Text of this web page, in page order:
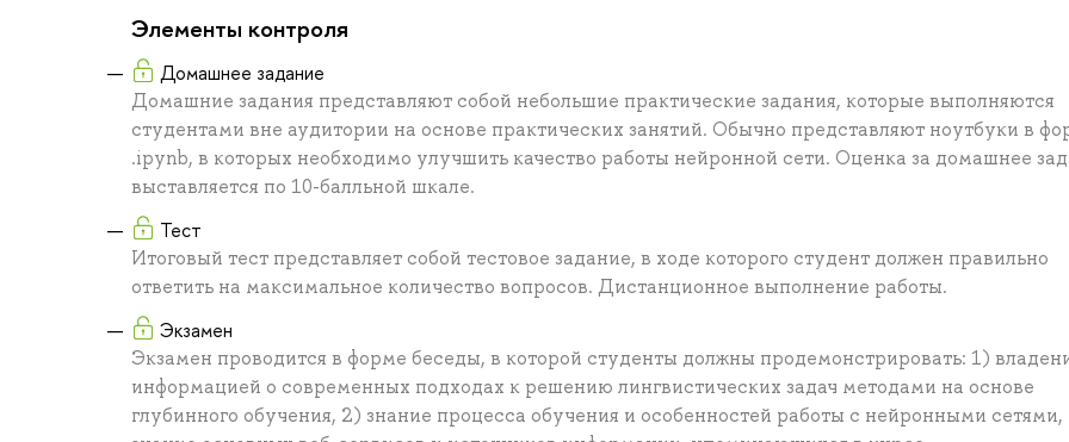
Элементы контроля
Домашнее задание
Домашние задания представляют собой небольшие практические задания, которые выполняются
студентами вне аудитории на основе практических занятий. Обычно представляют ноутбуки в
.ipynb, в которых необходимо улучшить качество работы нейронной сети. Оценка за домашнее
выставляется по 10-балльной шкале.
Тест
Итоговый тест представляет собой тестовое задание, в ходе которого студент должен правильно
ответить на максимальное количество вопросов. Дистанционное выполнение работы.
Экзамен
Экзамен проводится в форме беседы, в которой студенты должны продемонстрировать: 1)
информацией о современных подходах к решению лингвистических задач методами на основе
глубинного обучения, 2) знание процесса обучения и особенностей работы с нейронными сетями,